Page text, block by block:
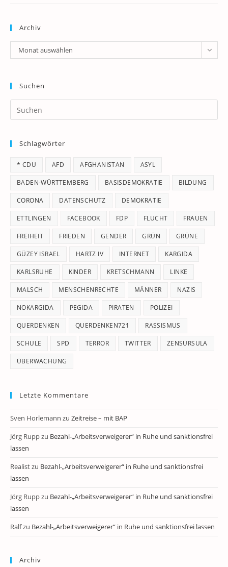
Archiv
Archiv
Monat auswählen
Suchen
Schlagwörter
* CDU AFD AFGHANISTAN ASYL
BADEN-WÜRTTEMBERG BASISDEMOKRATIE BILDUNG
CORONA DATENSCHUTZ DEMOKRATIE
ETTLINGEN FACEBOOK FDP FLUCHT FRAUEN
FREIHEIT FRIEDEN GENDER GRÜN GRÜNE
GÜZEY ISRAEL HARTZ IV INTERNET KARGIDA
KARLSRUHE KINDER KRETSCHMANN LINKE
MALSCH MENSCHENRECHTE MÄNNER NAZIS
NOKARGIDA PEGIDA PIRATEN POLIZEI
QUERDENKEN QUERDENKEN721 RASSISMUS
SCHULE SPD TERROR TWITTER ZENSURSULA
ÜBERWACHUNG
Letzte Kommentare
Sven Horlemann zu Zeitreise – mit BAP
Jörg Ruppzu Bezahl-„Arbeitsverweigerer“ in Ruhe und sanktionsfrei
lassen
Realistzu Bezahl-„Arbeitsverweigerer“ in Ruhe und sanktionsfrei
lassen
Jörg Ruppzu Bezahl-„Arbeitsverweigerer“ in Ruhe und sanktionsfrei
lassen
Ralfzu Bezahl-„Arbeitsverweigerer“ in Ruhe und sanktionsfrei lassen
Archiv